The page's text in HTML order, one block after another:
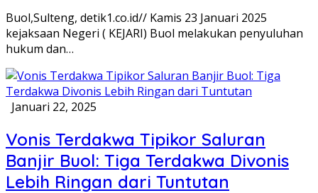
Buol,Sulteng, detik1.co.id// Kamis 23 Januari 2025
kejaksaan Negeri ( KEJARI) Buol melakukan penyuluhan
hukum dan…
Januari 22, 2025
Vonis Terdakwa Tipikor Saluran
Banjir Buol: Tiga Terdakwa Divonis
Lebih Ringan dari Tuntutan